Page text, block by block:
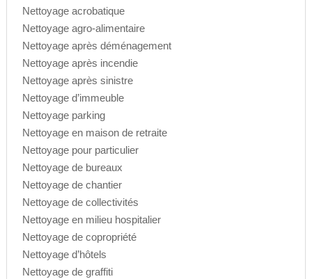
Nettoyage acrobatique
Nettoyage agro-alimentaire
Nettoyage après déménagement
Nettoyage après incendie
Nettoyage après sinistre
Nettoyage d’immeuble
Nettoyage parking
Nettoyage en maison de retraite
Nettoyage pour particulier
Nettoyage de bureaux
Nettoyage de chantier
Nettoyage de collectivités
Nettoyage en milieu hospitalier
Nettoyage de copropriété
Nettoyage d’hôtels
Nettoyage de graffiti